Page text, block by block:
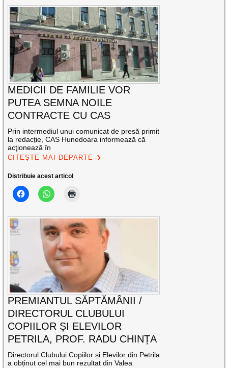
MEDICII DE FAMILIE VOR
PUTEA SEMNA NOILE
CONTRACTE CU CAS
Prin intermediul unui comunicat de presă primit
la redacție, CAS Hunedoara informează că
acţionează în
CITEȘTE MAI DEPARTE
Distribuie acest articol
PREMIANTUL SĂPTĂMÂNII /
DIRECTORUL CLUBULUI
COPIILOR ȘI ELEVILOR
PETRILA, PROF. RADU CHINȚA
Directorul Clubului Copiilor și Elevilor din Petrila
a obținut cel mai bun rezultat din Valea